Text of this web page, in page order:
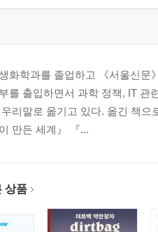
화학과를 졸업하고 《서울신
를 출입하면서 과학 정책, IT 관
리말로 옮기고 있다. 옮긴 책
만든 세계』 『...
상품